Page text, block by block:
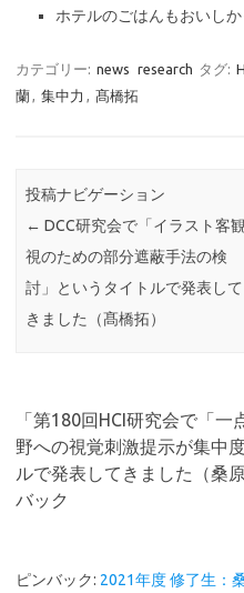
ホテルのごはんもおいしか
カテゴリー: news research タグ:
蘭, 集中力 , 髙橋拓
投稿ナビゲーション
← DCC研究会で「イラスト客
視のための部分遮蔽手法の検
討」というタイトルで発表して
きました（髙橋拓）
「第180回HCI研究会で「一
野への視覚刺激提示が集中
ルで発表してきました（桑原
バック
ピンバック: 2021年度 修了生：